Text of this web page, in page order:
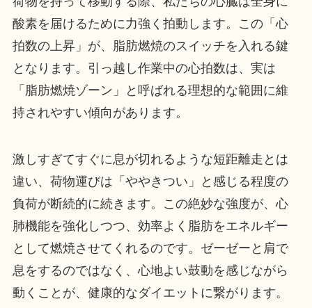
酸素を届けるために力強く拍動します。この「心
拍数の上昇」が、脂肪燃焼のスイッチを入れる鍵
となります。引っ越し作業中の心拍数は、実は
「脂肪燃焼ゾーン」と呼ばれる理想的な範囲に維
持されやすい傾向があります。
激しすぎてすぐに息が切れるような短距離走とは
違い、荷物運びは「ややきつい」と感じる程度の
負荷が断続的に続きます。この絶妙な強度が、心
肺機能を強化しつつ、効率よく脂肪をエネルギー
として燃焼させてくれるのです。ゼーゼーと肩で
息をするのではなく、心地よい鼓動を感じながら
動くことが、健康的なダイエットに繋がります。